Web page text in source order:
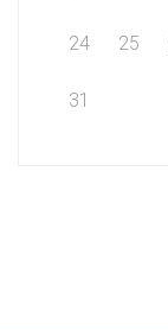
24 25
31